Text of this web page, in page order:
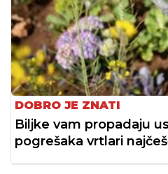
DOBRO JE ZNATI
Biljke vam propadaju
pogrešaka vrtlari